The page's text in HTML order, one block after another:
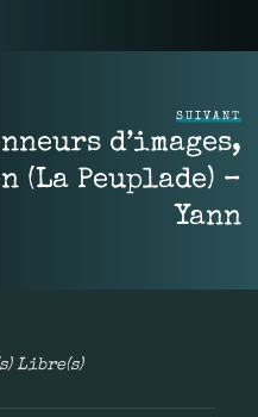
SUIVANT
d’images,
(La Peuplade) –
Yann
Libre(s)